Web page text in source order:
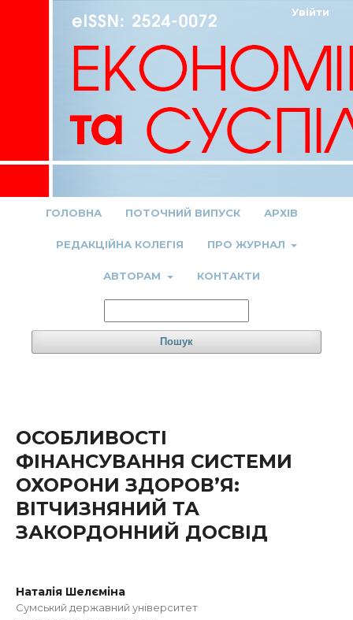
ГОЛОВНА ПОТОЧНИЙ ВИПУСК АРХІВ
РЕДАКЦІЙНА КОЛЕГІЯ ПРО ЖУРНАЛ
АВТОРАМ КОНТАКТИ
Пошук
Увійти
ОСОБЛИВОСТІ
ФІНАНСУВАННЯ СИСТЕМИ
ОХОРОНИ ЗДОРОВ’Я:
ВІТЧИЗНЯНИЙ ТА
ЗАКОРДОННИЙ ДОСВІД
Наталія Шелєміна
Сумський державний університет